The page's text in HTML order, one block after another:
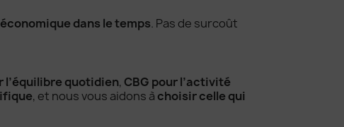
économique dans le temps. Pas de surcoût
l’équilibre quotidien, CBG pour l’activité
, et nous vous aidons à choisir celle qui